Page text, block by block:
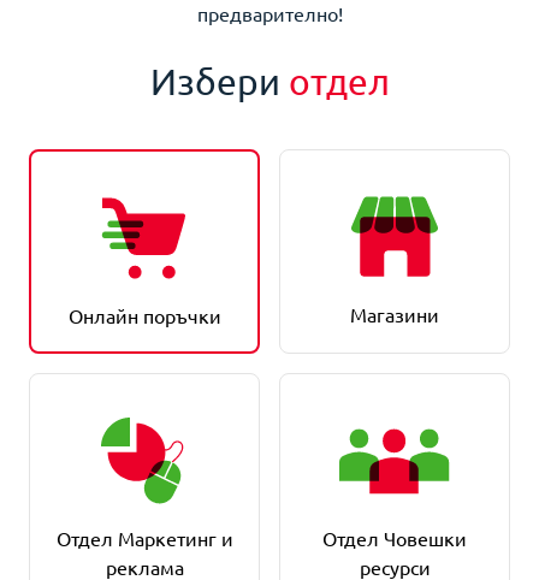
предварително!
Избери отдел
Онлайн поръчки Магазини
Отдел Маркетинг и
реклама
Отдел Човешки
ресурси